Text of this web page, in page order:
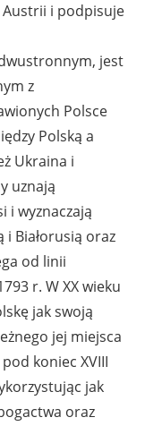
Austrii i podpisuje
jest
z
Polsce
Polską a
Ukraina i
uznają
i wyznaczają
i Białorusią oraz
od linii
r. W XX wieku
jak swoją
jej miejsca
koniec XVIII
jak
oraz